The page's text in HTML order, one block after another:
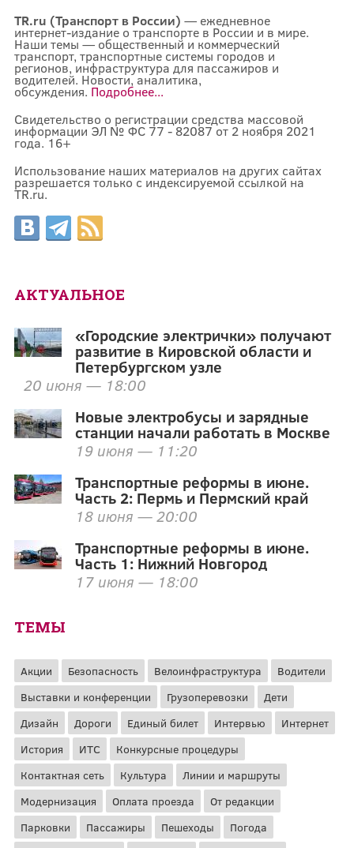
TR.ru (Транспорт в России) — ежедневное
интернет-издание о транспорте в России и в мире.
Наши темы — общественный и коммерческий
транспорт, транспортные системы городов и
регионов, инфраструктура для пассажиров и
водителей. Новости, аналитика,
обсуждения. Подробнее...
Свидетельство о регистрации средства массовой
информации ЭЛ № ФС 77 - 82087 от 2 ноября 2021
года. 16+
Использование наших материалов на других сайтах
разрешается только с индексируемой ссылкой на
TR.ru.
АКТУАЛЬНОЕ
«Городские электрички» получают
развитие в Кировской области и
Петербургском узле
20 июня — 18:00
Новые электробусы и зарядные
станции начали работать в Москве
19 июня — 11:20
Транспортные реформы в июне.
Часть 2: Пермь и Пермский край
18 июня — 20:00
Транспортные реформы в июне.
Часть 1: Нижний Новгород
17 июня — 18:00
ТЕМЫ
Акции Безопасность Велоинфраструктура
Водители
Выставки и конференции
Грузоперевозки
Дети
Дизайн
Дороги Единый билет Интервью
Интернет
История
ИТС
Конкурсные процедуры
Контактная сеть
Культура
Линии и маршруты
Модернизация
Оплата проезда
От редакции
Парковки
Пассажиры Пешеходы
Погода